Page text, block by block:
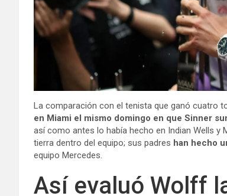
La comparación con el tenista que ganó cuatro
en Miami el mismo domingo en que Sinner
así como antes lo había hecho en Indian Wells y
tierra dentro del equipo; sus padres han hecho
equipo Mercedes.
Así evaluó Wolff